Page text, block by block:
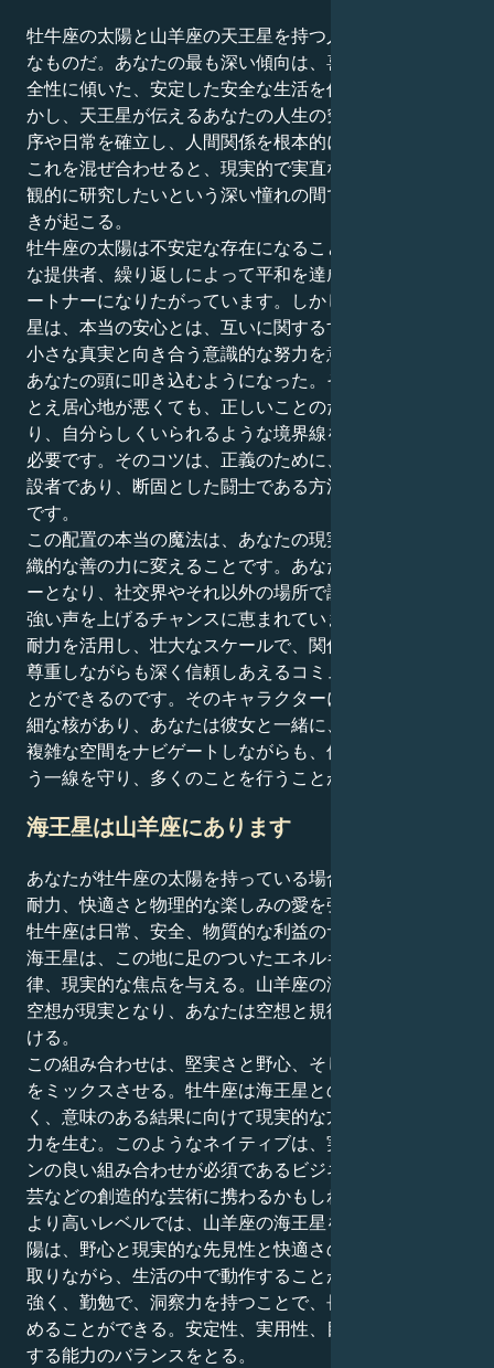
牡牛座の太陽と山羊座の天王星を持つ人は、農夫のよう
なものだ。あなたの最も深い傾向は、喜びと物理的な安
全性に傾いた、安定した安全な生活を作ることです。し
かし、天王星が伝えるあなたの人生の究極の教訓は、秩
序や日常を確立し、人間関係を根本的に変えることだ。
これを混ぜ合わせると、現実的で実直な面と、物事を客
観的に研究したいという深い憧れの間で、興味深い綱引
きが起こる。
牡牛座の太陽は不安定な存在になることを望まず、忠実
な提供者、繰り返しによって平和を達成する安定したパ
ートナーになりたがっています。しかし、山羊座の天王
星は、本当の安心とは、互いに関するすべての暗く汚い
小さな真実と向き合う意識的な努力を意味することを、
あなたの頭に叩き込むようになった。そのためには、た
とえ居心地が悪くても、正しいことのために立ち上が
り、自分らしくいられるような境界線を設定することが
必要です。そのコツは、正義のために、自信に満ちた建
設者であり、断固とした闘士である方法を見つけること
です。
この配置の本当の魔法は、あなたの現実性を具体的で組
織的な善の力に変えることです。あなたは沈黙のヒーロ
ーとなり、社交界やそれ以外の場所で調和を生み出す力
強い声を上げるチャンスに恵まれています。あなたの忍
耐力を活用し、壮大なスケールで、関係を築き、互いを
尊重しながらも深く信頼しあえるコミュニティを築くこ
とができるのです。そのキャラクターには素晴らしい繊
細な核があり、あなたは彼女と一緒に、非常に感情的に
複雑な空間をナビゲートしながらも、何が正しいかとい
う一線を守り、多くのことを行うことができる。
海王星は山羊座にあります
あなたが牡牛座の太陽を持っている場合は、安定性、忍
耐力、快適さと物理的な楽しみの愛を強調しています。
牡牛座は日常、安全、物質的な利益のサイン。山羊座の
海王星は、この地に足のついたエネルギーに構造、規
律、現実的な焦点を与える。山羊座の海王星によって、
空想が現実となり、あなたは空想と規律と義務を結びつ
ける。
この組み合わせは、堅実さと野心、そして長期的な思考
をミックスさせる。牡牛座は海王星との相性が最も良
く、意味のある結果に向けて現実的な方法で努力する能
力を生む。このようなネイティブは、実利主義とビジョ
ンの良い組み合わせが必須であるビジネスや、美術や工
芸などの創造的な芸術に携わるかもしれない。
より高いレベルでは、山羊座の海王星を持つ牡牛座の太
陽は、野心と現実的な先見性と快適さの愛のバランスを
取りながら、生活の中で動作することができます。忍耐
強く、勤勉で、洞察力を持つことで、長期的な成功を収
めることができる。安定性、実用性、目的と夢を現実に
する能力のバランスをとる。